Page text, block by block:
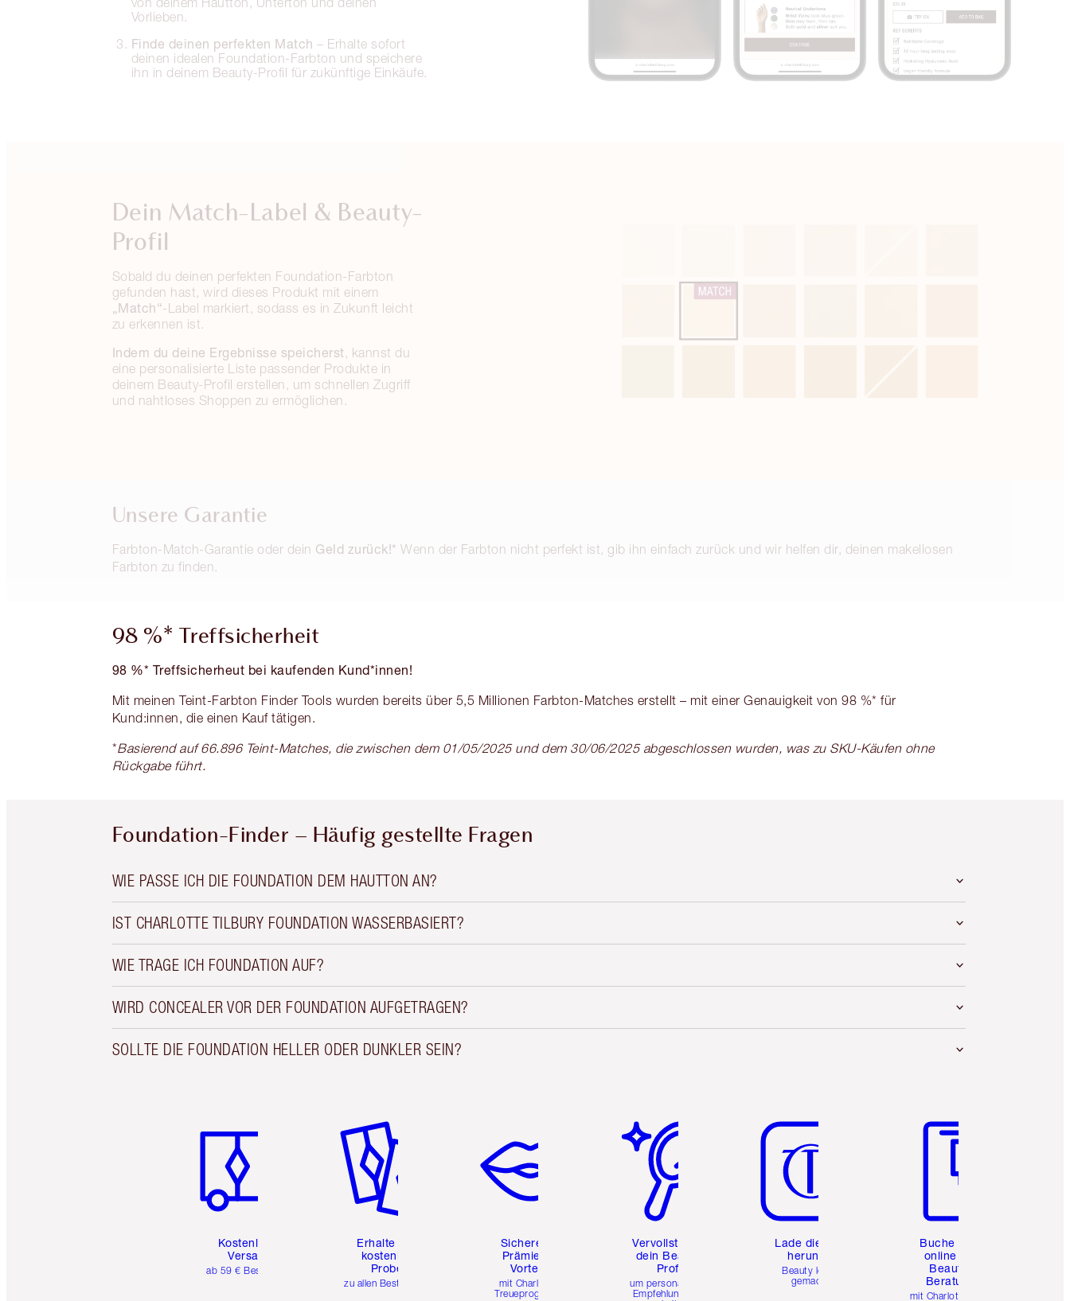
Vorlieben.
Finde deinen perfekten Match – Erhalte sofort
deinen idealen Foundation-Farbton und speichere
ihn in deinem Beauty-Profil für zukünftige Einkäufe.
Dein Match-Label & Beauty-
Profil
Sobald du deinen perfekten Foundation-Farbton
gefunden hast, wird dieses Produkt mit einem
„Match“-Label markiert, sodass es in Zukunft leicht
zu erkennen ist.
Indem du deine Ergebnisse speicherst, kannst du
eine personalisierte Liste passender Produkte in
deinem Beauty-Profil erstellen, um schnellen Zugriff
und nahtloses Shoppen zu ermöglichen.
Unsere Garantie
Farbton-Match-Garantie oder dein Geld zurück!* Wenn der Farbton nicht perfekt ist, gib ihn einfach zurück und wir helfen dir, deinen makellosen
Farbton zu finden.
98 %* Treffsicherheit
98 %* Treffsicherheut bei kaufenden Kund*innen!
Mit meinen Teint-Farbton Finder Tools wurden bereits über 5,5 Millionen Farbton-Matches erstellt – mit einer Genauigkeit von 98 %* für
Kund:innen, die einen Kauf tätigen.
*Basierend auf 66.896 Teint-Matches, die zwischen dem 01/05/2025 und dem 30/06/2025 abgeschlossen wurden, was zu SKU-Käufen ohne
Rückgabe führt.
Foundation-Finder – Häufig gestellte Fragen
WIE PASSE ICH DIE FOUNDATION DEM HAUTTON AN?
IST CHARLOTTE TILBURY FOUNDATION WASSERBASIERT?
WIE TRAGE ICH FOUNDATION AUF?
WIRD CONCEALER VOR DER FOUNDATION AUFGETRAGEN?
SOLLTE DIE FOUNDATION HELLER ODER DUNKLER SEIN?
Kostenloser
Versand
ab 59 € Bestellwert
Erhalte zwei
kostenlose
Proben
zu allen Bestellungen
Sichere dir
Prämien &
Vorteile
mit Charlottes
Treueprogramm
Vervollständige
dein Beauty-
Profil
um personalisierte
Empfehlungen zu
Lade die App
herunter
Beauty leicht
gemacht
Buche eine
online 1:1
Beauty-
Beratung
mit Charlottes Pro